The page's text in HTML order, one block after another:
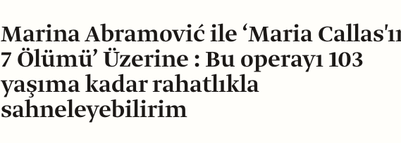
Marina Abramović ile ‘Maria
7 Ölümü’ Üzerine : Bu operayı 103
yaşıma kadar rahatlıkla
sahneleyebilirim